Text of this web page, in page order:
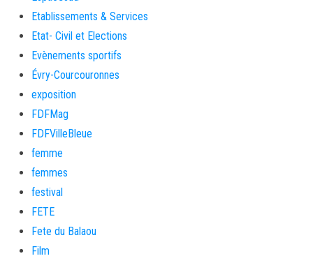
Etablissements & Services
Etat- Civil et Elections
Evènements sportifs
Évry-Courcouronnes
exposition
FDFMag
FDFVilleBleue
femme
femmes
festival
FETE
Fete du Balaou
Film